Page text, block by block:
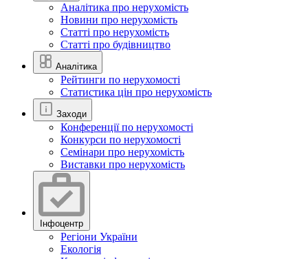
Аналітика про нерухомість
Новини про нерухомість
Статті про нерухомість
Статті про будівництво
Аналітика
Рейтинги по нерухомості
Статистика цін про нерухомість
Заходи
Конференції по нерухомості
Конкурси по нерухомості
Семінари про нерухомість
Виставки про нерухомість
Інфоцентр
Регіони України
Екологія